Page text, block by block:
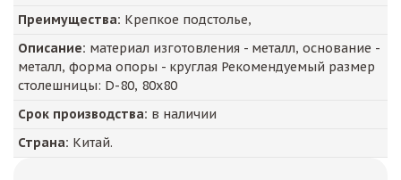
Преимущества: Крепкое подстолье,
Описание: материал изготовления - металл, основание -
металл, форма опоры - круглая Рекомендуемый размер
столешницы: D-80, 80х80
Срок производства: в наличии
Страна: Китай.